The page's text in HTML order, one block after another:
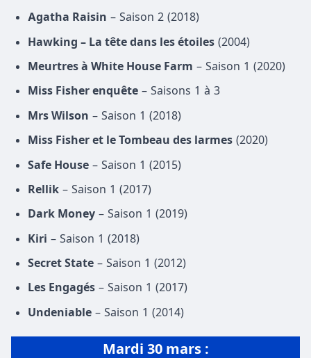
Agatha Raisin – Saison 2 (2018)
Hawking – La tête dans les étoiles (2004)
Meurtres à White House Farm – Saison 1 (2020)
Miss Fisher enquête – Saisons 1 à 3
Mrs Wilson – Saison 1 (2018)
Miss Fisher et le Tombeau des larmes (2020)
Safe House – Saison 1 (2015)
Rellik – Saison 1 (2017)
Dark Money – Saison 1 (2019)
Kiri – Saison 1 (2018)
Secret State – Saison 1 (2012)
Les Engagés – Saison 1 (2017)
Undeniable – Saison 1 (2014)
Mardi 30 mars :